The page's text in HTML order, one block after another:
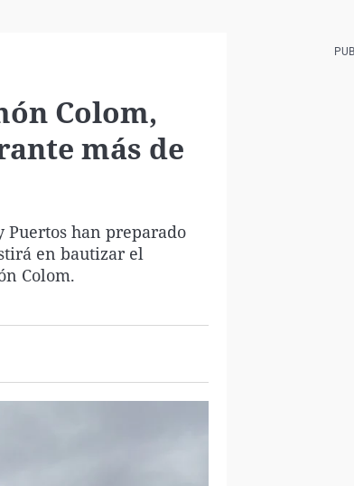
Colom,
más de
Puertos han preparado
en bautizar el
Colom.